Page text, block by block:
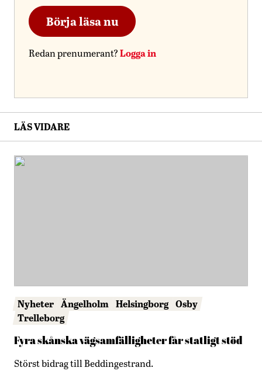
Börja läsa nu
Redan prenumerant?Logga in
LÄS VIDARE
Nyheter Ängelholm Helsingborg Osby
Trelleborg
Fyra skånska vägsamfälligheter får statligt stöd
Störst bidrag till Beddingestrand.